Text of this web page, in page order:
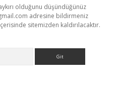
olduğunu düşündüğünüz
adresine bildirmeniz
sitemizden kaldırılacaktır.